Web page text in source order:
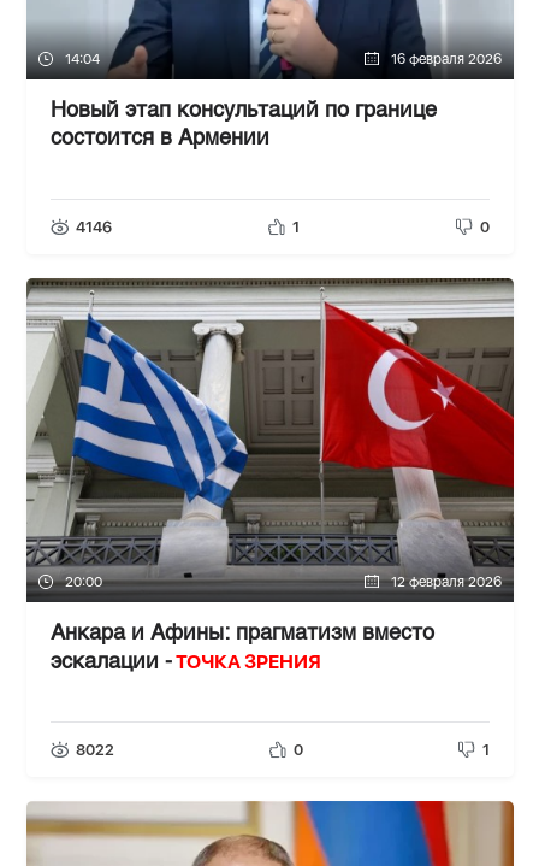
14:04 16 февраля 2026
Новый этап консультаций по границе
состоится в Армении
4146 1 0
20:00 12 февраля 2026
Анкара и Афины: прагматизм вместо
эскалации -ТОЧКА ЗРЕНИЯ
8022 0 1